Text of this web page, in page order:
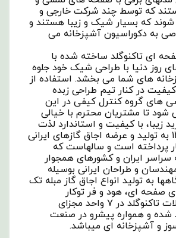
که توسط چند شرکت خارجی و
شوند که بسیار شیک و زیبا هستند و
به دکوراسیون آشپزخانه می
ای تاکنوگلد ساخته شده با
روز دنیا با طراحی شیک خود جلوه
های شما می بخشد. استفاده از
کیفیت در کنار تیم طراحی زبده
های گروه کنترل کیفی در این
شود تا مشتریان محترم با خیالی
زیبا، با کیفیت و استاندارد لذت
ببرند.از سال ۱۳۶۹ به تولید و عرضه اجاق گازهای ایرانی
پرداخته است و سالهاست که
ایران و کشورهای همجوار
و طراحان ایرانی بوسیله
به تولید انواع اجاق گاز مبله تک
صفحه ای، هود و فر توکار
میپردازد. محصولات تاکنوگلد در ۷ واحد مجزای
شده و همواره پیشرو در صنعت
و آشپزخانه ای میباشد.